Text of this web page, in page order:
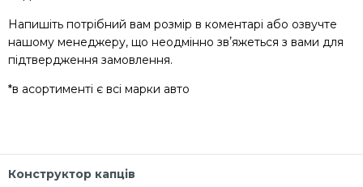
Напишіть потрібний вам розмір в коментарі або озвучте
нашому менеджеру, що неодмінно звʼяжеться з вами для
підтвердження замовлення.
*в асортименті є всі марки авто
Конструктор капців